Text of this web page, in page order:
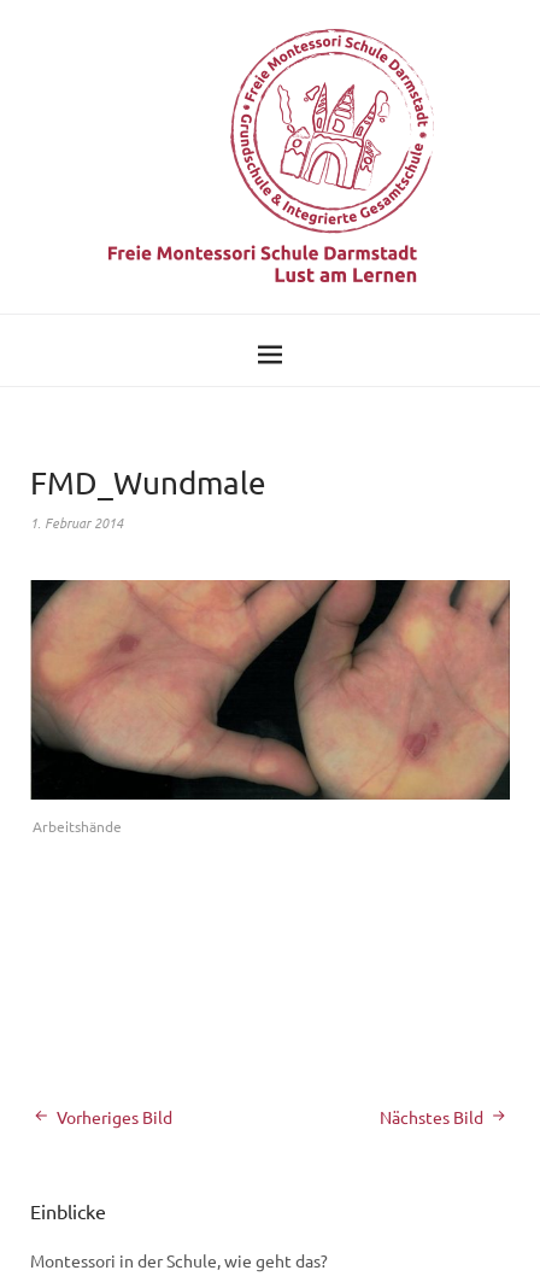
FMD_Wundmale
1. Februar 2014
Arbeitshände
Nächstes Bild
Vorheriges Bild
Einblicke
Montessori in der Schule, wie geht das?